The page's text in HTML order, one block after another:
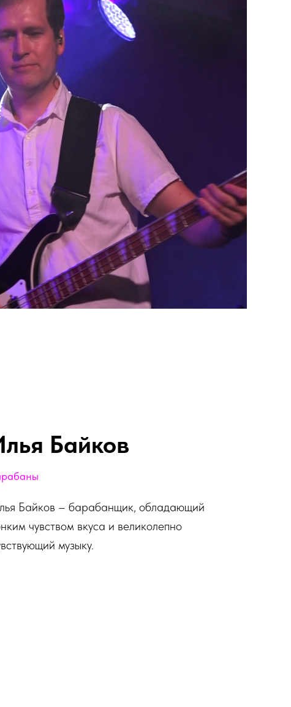
Байков
Байков – барабанщик, обладающий
чувством вкуса и великолепно
музыку.